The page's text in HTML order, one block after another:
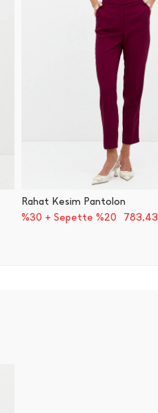
Rahat Kesim Pantolon
%30 + Sepette %20
783,43